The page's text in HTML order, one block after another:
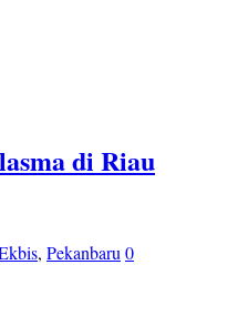
di Riau
, Pekanbaru 0